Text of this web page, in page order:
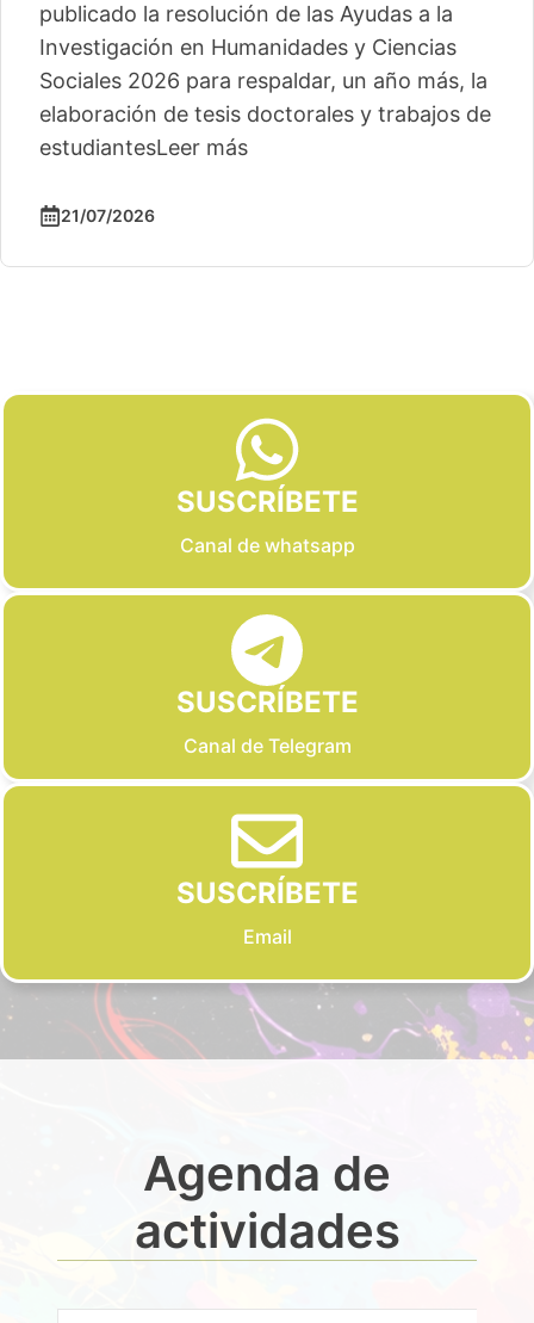
publicado la resolución de las Ayudas a la
Investigación en Humanidades y Ciencias
Sociales 2026 para respaldar, un año más, la
elaboración de tesis doctorales y trabajos de
estudiantesLeer más
21/07/2026
SUSCRÍBETE
Canal de whatsapp
SUSCRÍBETE
Canal de Telegram
SUSCRÍBETE
Email
Agenda de
actividades